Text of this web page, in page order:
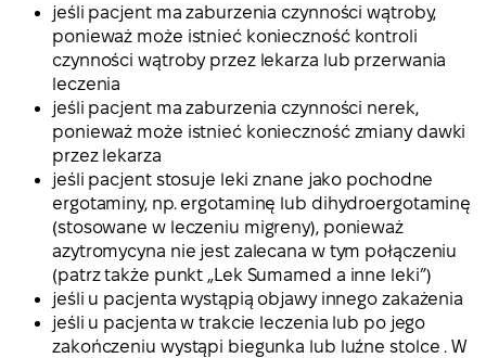
jeśli pacjent ma zaburzenia czynności wątroby,
ponieważ może istnieć konieczność kontroli
czynności wątroby przez lekarza lub przerwania
leczenia
jeśli pacjent ma zaburzenia czynności nerek,
ponieważ może istnieć konieczność zmiany dawki
przez lekarza
jeśli pacjent stosuje leki znane jako pochodne
ergotaminy, np. ergotaminę lub dihydroergotaminę
(stosowane w leczeniu migreny), ponieważ
azytromycyna nie jest zalecana w tym połączeniu
(patrz także punkt „Lek Sumamed a inne leki”)
jeśli u pacjenta wystąpią objawy innego zakażenia
jeśli u pacjenta w trakcie leczenia lub po jego
zakończeniu wystąpi biegunka lub luźne stolce . W